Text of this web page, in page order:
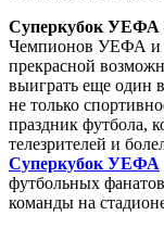
Суперкубок УЕФА
Чемпионов УЕФА и
прекрасной
выиграть еще
не только
праздник футбола,
телезрителей и
Суперкубок УЕФА
футбольных
команды на